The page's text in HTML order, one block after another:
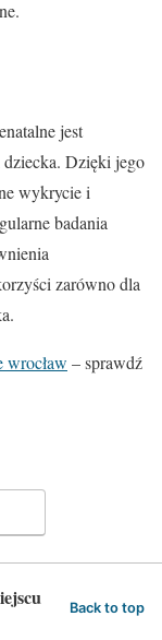
jest
Dzięki jego
wykrycie i
badania
zarówno dla
wrocław – sprawdź
Back to top